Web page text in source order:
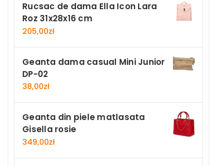
Rucsac de dama Ella Icon Lara
Roz 31x28x16 cm
205,00zł
Geanta dama casual Mini Junior
DP-02
38,00zł
Geanta din piele matlasata
Gisella rosie
349,00zł